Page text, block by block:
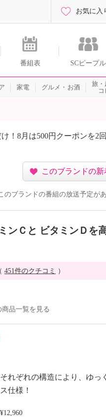
番組表 SCピープル
お気に入
家電 グルメ・お酒
旅・
！8月は500円クーポンを2
このブランドの
のブランドの番組の放送予定が
ンＣと ビタミンＤを
451件のクチコミ ）
品一覧を見る
れぞれの構造により、ゆっ
仕様！
¥12,960